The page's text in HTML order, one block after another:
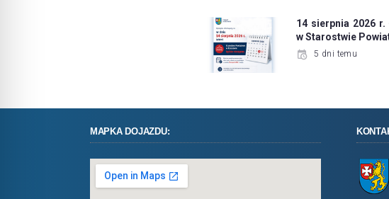
14 sierpnia 2026
w Starostwie
5 dni temu
MAPKA DOJAZDU: